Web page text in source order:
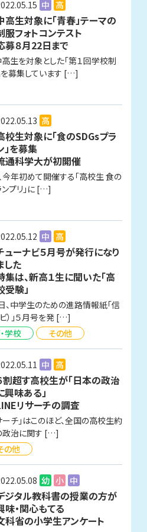
中 高
高生対象に「青春」テーマの
服フォトコンテスト
募８月22日まで
生を対象とした「第１回学校制
を募集しています […]
高
校生対象に「食のSDGsプラ
」を募集
通科学大が初開催
今年初めて開催する「高校生 食の
ンプリ」に […]
中 高
ューナビ５月号が発行になり
した
集は、新高１生に聞いた「高
受験」
中学生のための進路情報紙「信
）」５月号を発 […]
学校 その他
中 高
割超す高校生が「日本の政治
興味ある」
リサーチの調査
チ」はこのほど、全国の高校生約
政治に関す […]
の他
幼 小 中
ジタル教科書の授業の方が
味・関心もてる
科省の小学生アンケート